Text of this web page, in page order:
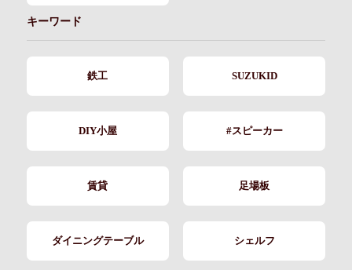
キーワード
鉄工 SUZUKID
DIY小屋 #スピーカー
賃貸 足場板
ダイニングテーブル シェルフ